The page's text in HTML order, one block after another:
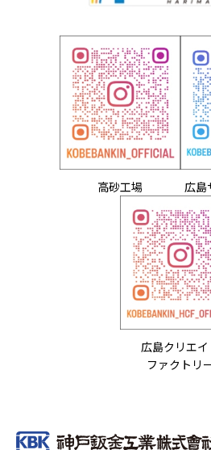
高砂工場 広島
広島クリエイ
ファクトリ